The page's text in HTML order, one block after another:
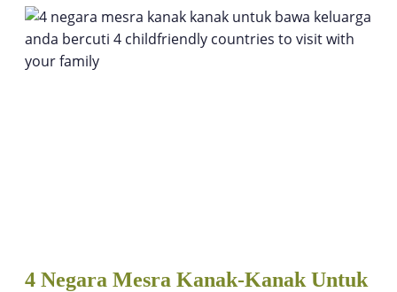
4 Negara Mesra Kanak-Kanak Untuk